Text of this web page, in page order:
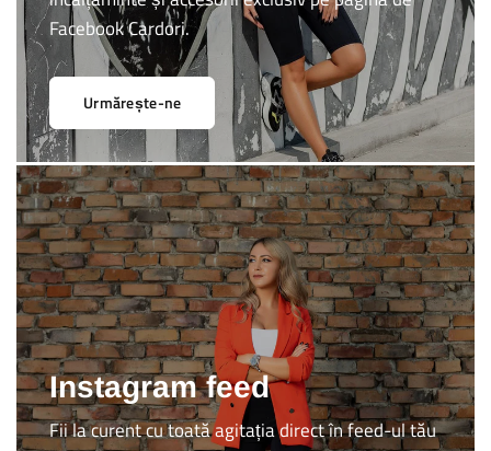
Facebook Cardori.
Urmărește-ne
Instagram feed
Fii la curent cu toată agitația direct în feed-ul tău